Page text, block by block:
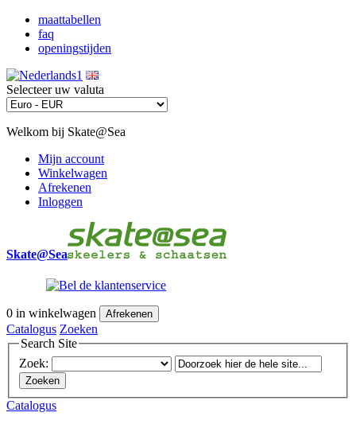
maattabellen
faq
openingstijden
Selecteer uw valuta
Welkom bij Skate@Sea
Mijn account
Winkelwagen
Afrekenen
Inloggen
Skate@Sea
0 in winkelwagen Afrekenen
Catalogus Zoeken
Search Site
Zoek:
Zoeken
Catalogus